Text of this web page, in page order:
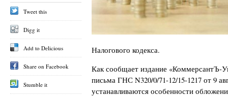
Налогового кодекса.
Как сообщает издание «КоммерсантЪ-
письма ГНС N320/0/71-12/15-1217 от 9
устанавливаются особенности
Tweet this
Digg it
Add to Delicious
Share on Facebook
Stumble it